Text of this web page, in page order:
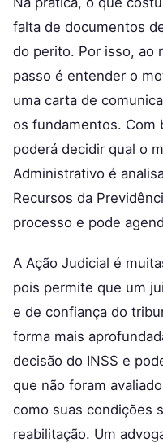
falta de documentos
do perito. Por isso, ao
passo é entender o
uma carta de
os fundamentos. Com
poderá decidir qual o
Administrativo é
Recursos da
processo e pode
A Ação Judicial é
pois permite que um
e de confiança do
forma mais
decisão do INSS e
que não foram
como suas condições
reabilitação. Um